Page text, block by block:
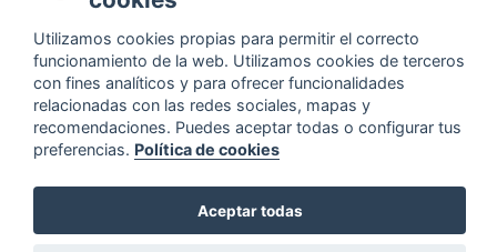
Acerca de
Términos y
condiciones
Configurar cookies
Anuncios / Empleo
Timeline
Bibliografía
Utilizamos cookies propias para permitir el correcto
funcionamiento de la web. Utilizamos cookies de terceros
con fines analíticos y para ofrecer funcionalidades
relacionadas con las redes sociales, mapas y
recomendaciones. Puedes aceptar todas o configurar tus
preferencias. Política de cookies
Aceptar todas